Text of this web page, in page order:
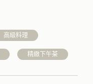
高級料理
精緻下午茶